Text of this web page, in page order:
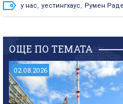
у нас, уестингхаус, Румен
ОЩЕ ПО ТЕМАТА
02.08.2026